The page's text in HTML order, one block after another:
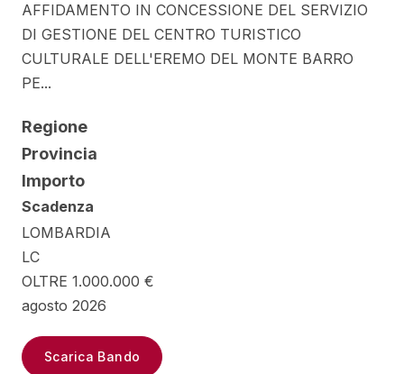
AFFIDAMENTO IN CONCESSIONE DEL SERVIZIO
DI GESTIONE DEL CENTRO TURISTICO
CULTURALE DELL'EREMO DEL MONTE BARRO
PE...
Regione
Provincia
Importo
Scadenza
LOMBARDIA
LC
OLTRE 1.000.000 €
agosto 2026
Scarica Bando